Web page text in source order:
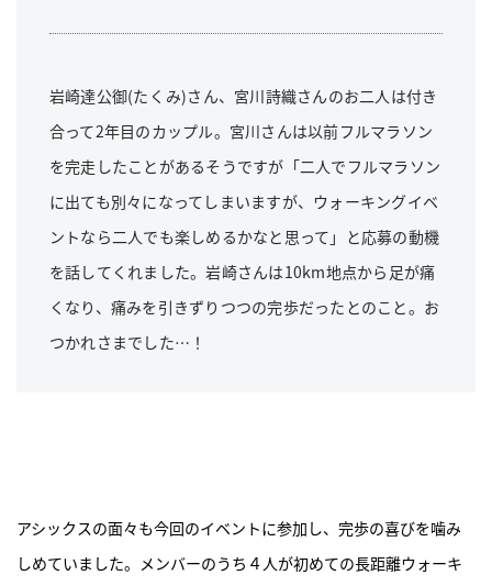
岩崎達公御(たくみ)さん、宮川詩織さんのお二人は付き
合って2年目のカップル。宮川さんは以前フルマラソン
を完走したことがあるそうですが「二人でフルマラソン
に出ても別々になってしまいますが、ウォーキングイベ
ントなら二人でも楽しめるかなと思って」と応募の動機
を話してくれました。岩崎さんは10km地点から足が痛
くなり、痛みを引きずりつつの完歩だったとのこと。お
つかれさまでした…！
アシックスの面々も今回のイベントに参加し、完歩の喜びを噛み
しめていました。メンバーのうち４人が初めての長距離ウォーキ